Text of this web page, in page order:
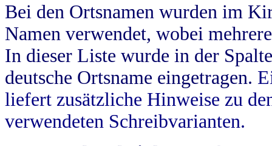
Bei den Ortsnamen wurden im
Namen verwendet, wobei
In dieser Liste wurde in der
deutsche Ortsname eingetragen.
liefert zusätzliche Hinweise zu
verwendeten Schreibvarianten.